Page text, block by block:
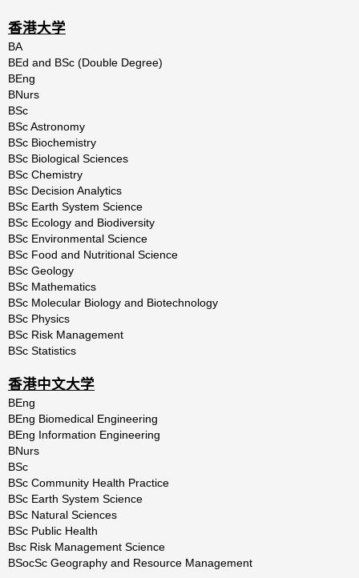
香港大学
BA
BEd and BSc (Double Degree)
BEng
BNurs
BSc
BSc Astronomy
BSc Biochemistry
BSc Biological Sciences
BSc Chemistry
BSc Decision Analytics
BSc Earth System Science
BSc Ecology and Biodiversity
BSc Environmental Science
BSc Food and Nutritional Science
BSc Geology
BSc Mathematics
BSc Molecular Biology and Biotechnology
BSc Physics
BSc Risk Management
BSc Statistics
香港中文大学
BEng
BEng Biomedical Engineering
BEng Information Engineering
BNurs
BSc
BSc Community Health Practice
BSc Earth System Science
BSc Natural Sciences
BSc Public Health
Bsc Risk Management Science
BSocSc Geography and Resource Management